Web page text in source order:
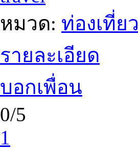
หมวด: ท่องเที่ยว
รายละเอียด
บอกเพื่อน
0/5
1